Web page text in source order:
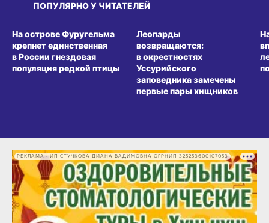
ПОПУЛЯРНО У ЧИТАТЕЛЕЙ
На острове Фуругельма
крепнет единственная
в России гнездовая
популяция редкой птицы
Леопарды
возвращаются:
в окрестностях
Уссурийского
заповедника замечены
первые пары хищников
РЕКЛАМА • ИП СТУЧКОВА ДИАНА ВАДИМОВНА ОГРНИП 325253600107053